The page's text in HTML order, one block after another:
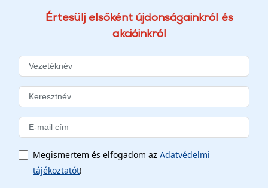
Értesülj elsőként újdonságainkról és
akcióinkról
Megismertem és elfogadom az Adatvédelmi
tájékoztatót!